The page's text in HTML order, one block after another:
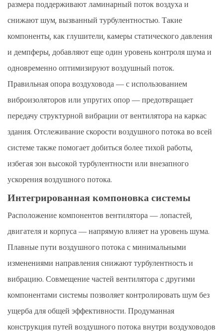
размера поддерживают ламинарный поток воздуха и
снижают шум, вызванный турбулентностью. Такие
компоненты, как глушители, камеры статического давления
и демпферы, добавляют еще один уровень контроля шума и
одновременно оптимизируют воздушный поток.
Правильная опора воздуховода — с использованием
виброизоляторов или упругих опор — предотвращает
передачу структурной вибрации от вентилятора на каркас
здания. Отслеживание скорости воздушного потока во всей
системе также помогает добиться более тихой работы,
избегая зон высокой турбулентности или внезапного
ускорения воздушного потока.
Интегрированная компоновка системы
Расположение компонентов вентилятора — лопастей,
двигателя и корпуса — напрямую влияет на уровень шума.
Плавные пути воздушного потока с минимальными
изменениями направления снижают турбулентность и
вибрацию. Совмещение частей вентилятора с другими
компонентами системы позволяет контролировать шум без
ущерба для общей эффективности. Продуманная
конструкция путей воздушного потока внутри воздуховодов